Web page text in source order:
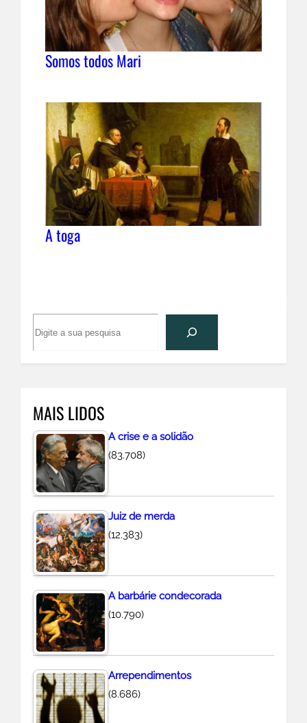
Somos todos Mari
A toga
e
i
s
a
r
MAIS LIDOS
A crise e a solidão
(83.708)
Juiz de merda
(12.383)
A barbárie condecorada
(10.790)
Arrependimentos
(8.686)